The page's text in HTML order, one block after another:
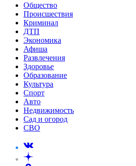
Общество
Происшествия
Криминал
ДТП
Экономика
Афиша
Развлечения
Здоровье
Образование
Культура
Спорт
Авто
Недвижимость
Сад и огород
СВО